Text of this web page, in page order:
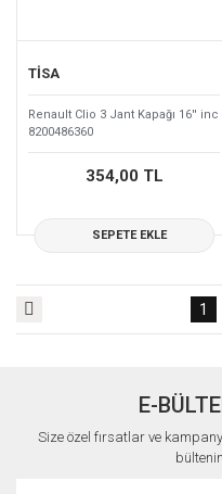
TİSA
Renault Clio 3 Jant Kapağı 16'' inc
8200486360
354,00 TL
SEPETE EKLE
1
E-
Size özel fırsatlar ve